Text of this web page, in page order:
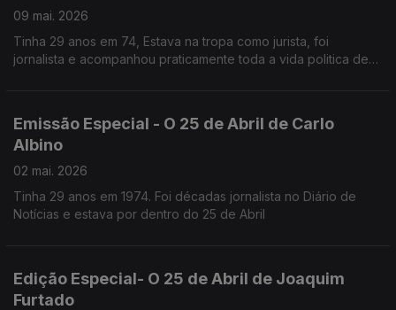
09 mai. 2026
Tinha 29 anos em 74, Estava na tropa como jurista, foi
jornalista e acompanhou praticamente toda a vida politica de
Emissão Especial - O 25 de Abril de Carlo
Albino
02 mai. 2026
Tinha 29 anos em 1974. Foi décadas jornalista no Diário de
Notícias e estava por dentro do 25 de Abril
Edição Especial- O 25 de Abril de Joaquim
Furtado